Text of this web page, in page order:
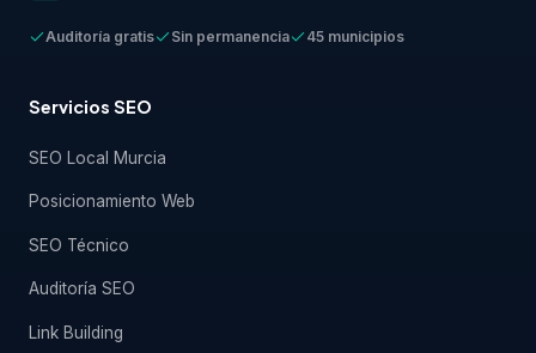
Auditoría gratis Sin permanencia 45 municipios
Servicios SEO
SEO Local Murcia
Posicionamiento Web
SEO Técnico
Auditoría SEO
Link Building